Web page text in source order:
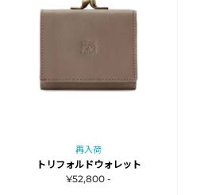
再入荷
トリフォルドウォレット
¥52,800 -